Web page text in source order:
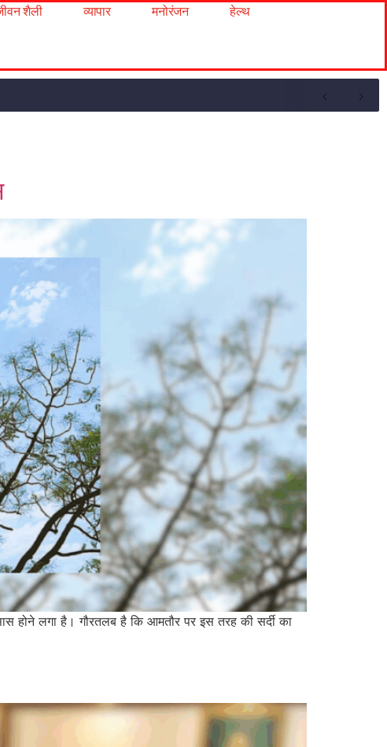
शैली व्यापार मनोरंजन
हेल्थ
होने लगा है। गौरतलब है कि आमतौर पर इस तरह की सर्दी का